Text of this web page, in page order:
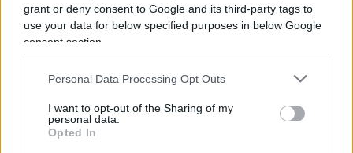
grant or deny consent to Google and its third-party tags to
use your data for below specified purposes in below Google
consent section.
Personal Data Processing Opt Outs
I want to opt-out of the Sharing of my
personal data.
Opted In
“warnings”ufficiali sulle inadeguate misure di
sicurezza di questo laboratorio, che stava
conducendo pericolosi studi suicoronavirusdei
pipistrelli.
“I dispacci – scrive il
– hanno alimentato
discussioni all’interno del governo degli Stati Uniti